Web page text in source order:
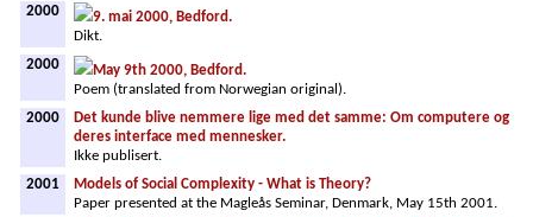
2000
9. mai 2000, Bedford.
Dikt.
2000
May 9th 2000, Bedford.
Poem (translated from Norwegian original).
2000
Det kunde blive nemmere lige med det samme: Om computere og
deres interface med mennesker.
Ikke publisert.
2001
Models of Social Complexity - What is Theory?
Paper presented at the Magleås Seminar, Denmark, May 15th 2001.